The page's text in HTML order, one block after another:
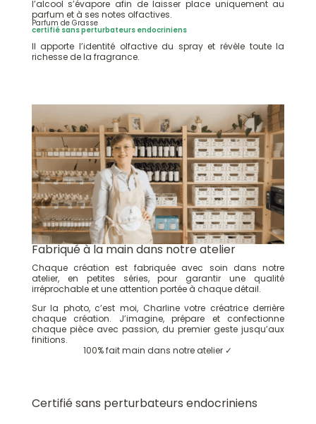
l’alcool s’évapore afin de laisser place uniquement au
parfum et à ses notes olfactives.
Parfum de Grasse
certifié sans perturbateurs endocriniens
Il apporte l’identité olfactive du spray et révèle toute la
richesse de la fragrance.
Fabriqué à la main dans notre atelier
Chaque création est fabriquée avec soin dans notre
atelier, en petites séries, pour garantir une qualité
irréprochable et une attention portée à chaque détail.
Sur la photo, c’est moi, Charline votre créatrice derrière
chaque création. J’imagine, prépare et confectionne
chaque pièce avec passion, du premier geste jusqu’aux
finitions.
100% fait main dans notre atelier ✓
Certifié sans perturbateurs endocriniens